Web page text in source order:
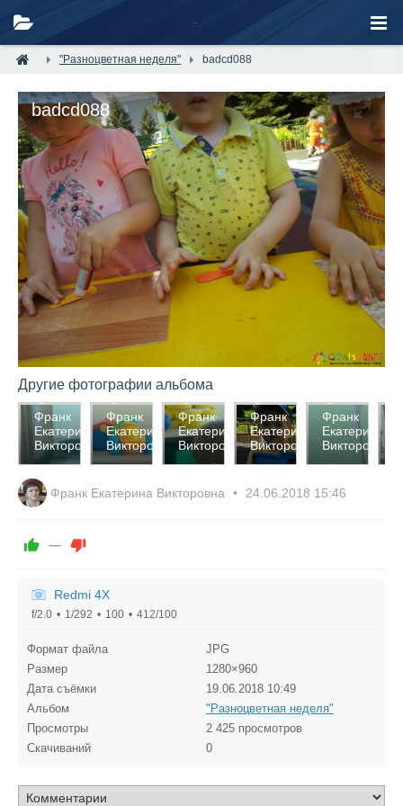
"Разноцветная неделя" badcd088
badcd088
Другие фотографии альбома
3028
0
0
Франк
Екатерина
Викторовна
2830
0
0
Франк
Екатерина
Викторовна
2667
0
0
Франк
Екатерина
Викторовна
3004
0
0
Франк
Екатерина
Викторовна
2727
0
0
Франк
Екатерина
Викторовна
Франк Екатерина Викторовна 24.06.2018 15:46
—
Redmi 4X
f/2.0 1/292 100 412/100
Формат файла
JPG
Размер
1280×960
Дата съёмки
19.06.2018 10:49
Альбом
"Разноцветная неделя"
Просмотры
2 425 просмотров
Скачиваний
0